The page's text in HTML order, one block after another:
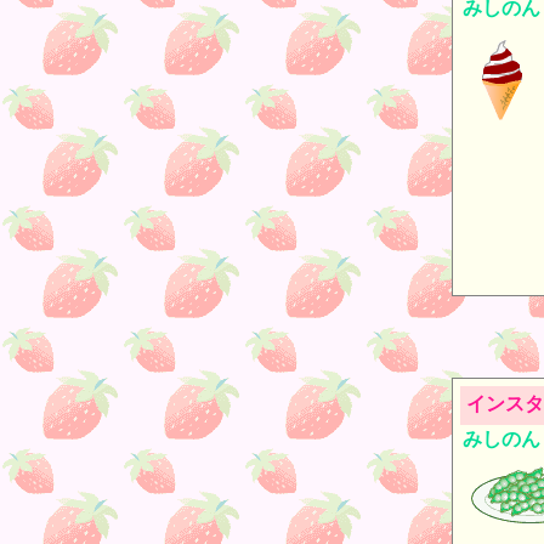
みしのん
インス
みしのん